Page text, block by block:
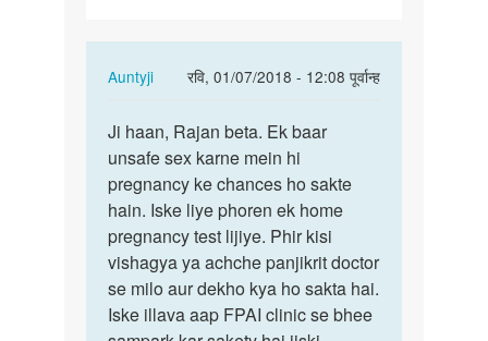
Auntyji
रवि, 01/07/2018 - 12:08 पूर्वान्ह
In
to
Sir
mai
ak
baar
kiya
hai
to…
Ji
haan,
Rajan
beta.
Ek
baar…
Ji haan, Rajan beta. Ek baar
unsafe sex karne mein hi
pregnancy ke chances ho sakte
hain. Iske liye phoren ek home
pregnancy test lijiye. Phir kisi
vishagya ya achche panjikrit doctor
se milo aur dekho kya ho sakta hai.
Iske illava aap FPAI clinic se bhee